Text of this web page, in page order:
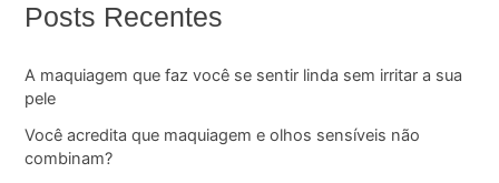
Posts Recentes
A maquiagem que faz você se sentir linda sem irritar a sua
pele
Você acredita que maquiagem e olhos sensíveis não
combinam?